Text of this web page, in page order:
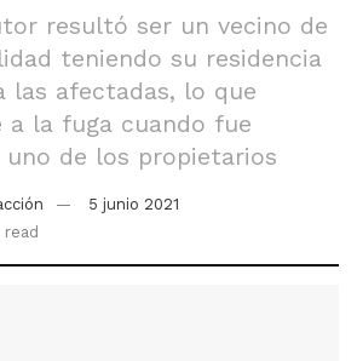
resultó ser un vecino de
teniendo su residencia
las afectadas, lo que
a la fuga cuando fue
de los propietarios
5 junio 2021
read